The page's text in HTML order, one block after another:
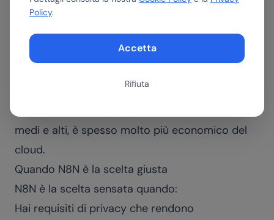
Policy.
Accetta
Rifiuta
in pochi minuti su qualsiasi server; la
complessità operativa è quella di gestire
un'applicazione Docker.
o cloud), il tempo di setup iniziale, e la
medi e alti, è spesso molto più economico del
cloud.
Quando N8N è la scelta giusta
N8N è la scelta sensata quando:
Hai requisiti di privacy che rendono